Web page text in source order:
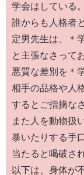
学会はしている。
誰からも人格者
定男先生は、＊
と主張なさって
悪質な差別を＊
相手の品格や人
するとご指摘な
また人を動物扱
暴いたりする手
当たると喝破さ
以下は、身体が